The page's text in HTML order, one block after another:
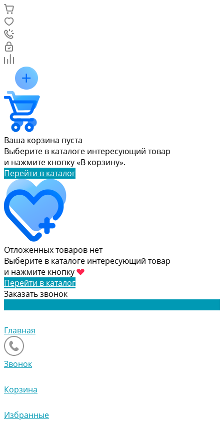
Ваша корзина пуста
Выберите в каталоге интересующий товар
и нажмите кнопку «В корзину».
Перейти в каталог
Отложенных товаров нет
Выберите в каталоге интересующий товар
и нажмите кнопку
Перейти в каталог
Заказать звонок
Главная
Звонок
Корзина
Избранные